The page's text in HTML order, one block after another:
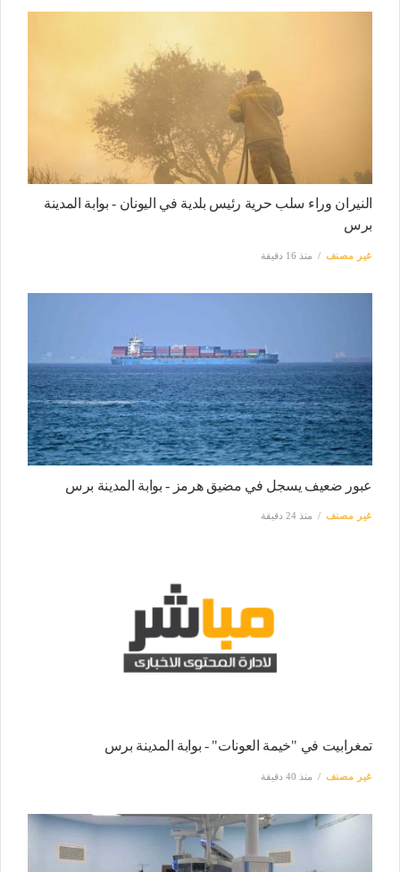
النيران وراء سلب حرية رئيس بلدية في اليونان - بوابة المدينة
برس
غير مصنف منذ 16 دقيقة
عبور ضعيف يسجل في مضيق هرمز - بوابة المدينة برس
غير مصنف منذ 24 دقيقة
تمغرابيت في "خيمة العونات" - بوابة المدينة برس
غير مصنف منذ 40 دقيقة